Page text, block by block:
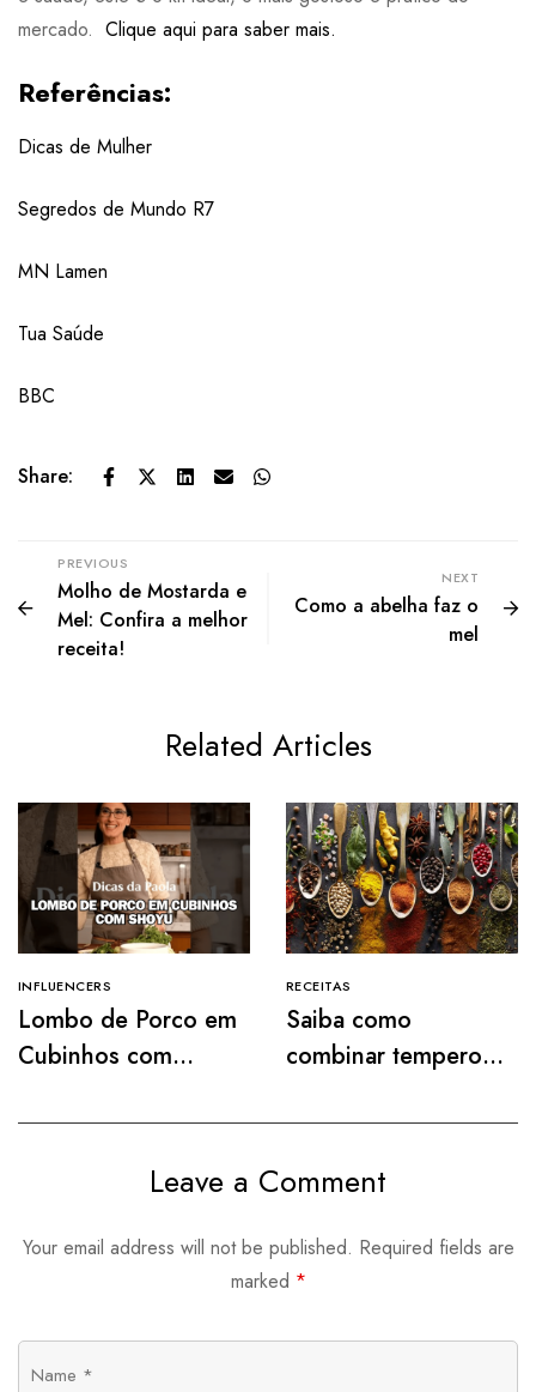
mercado. Clique aqui para saber mais.
Referências:
Dicas de Mulher
Segredos de Mundo R7
MN Lamen
Tua Saúde
BBC
Share:
PREVIOUS
Molho de Mostarda e
Mel: Confira a melhor
receita!
NEXT
Como a abelha faz o
mel
Related Articles
INFLUENCERS
Lombo de Porco em
Cubinhos com
Receita da Chef
Paola Carosella
RECEITAS
Saiba como
combinar temperos
receitas
Leave a Comment
Your email address will not be published. Required fields are
marked *